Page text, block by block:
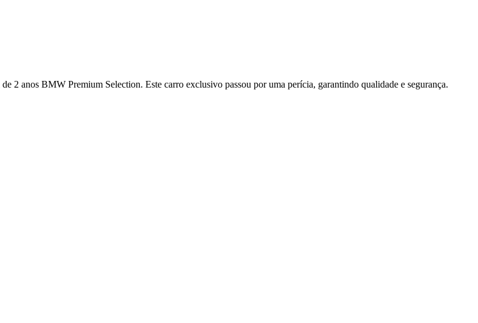
2 anos BMW Premium Selection. Este carro exclusivo passou por uma perícia, garantindo qualidade e segurança.